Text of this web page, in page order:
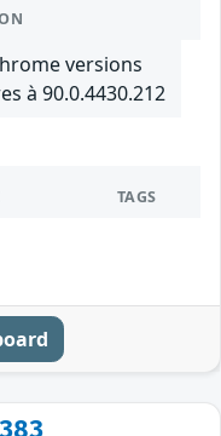
versions
à 90.0.4430.212
TAGS